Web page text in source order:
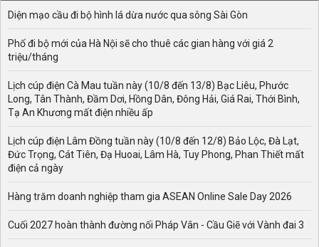
Diện mạo cầu đi bộ hình lá dừa nước qua sông Sài Gòn
Phố đi bộ mới của Hà Nội sẽ cho thuê các gian hàng với giá 2
triệu/tháng
Lịch cúp điện Cà Mau tuần này (10/8 đến 13/8) Bạc Liêu, Phước
Long, Tân Thành, Đầm Dơi, Hồng Dân, Đông Hải, Giá Rai, Thới Bình,
Tạ An Khương mất điện nhiều ấp
Lịch cúp điện Lâm Đồng tuần này (10/8 đến 12/8) Bảo Lộc, Đà Lạt,
Đức Trọng, Cát Tiên, Đạ Huoai, Lâm Hà, Tuy Phong, Phan Thiết mất
điện cả ngày
Hàng trăm doanh nghiệp tham gia ASEAN Online Sale Day 2026
Cuối 2027 hoàn thành đường nối Pháp Vân - Cầu Giẽ với Vành đai 3